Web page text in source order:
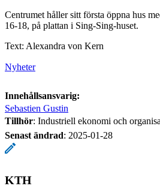
Centrumet håller sitt första öppna hus
16-18, på plattan i Sing-Sing-huset.
Text: Alexandra von Kern
Nyheter
Innehållsansvarig:
Sebastien Gustin
Tillhör: Industriell ekonomi och
Senast ändrad: 2025-01-28
KTH